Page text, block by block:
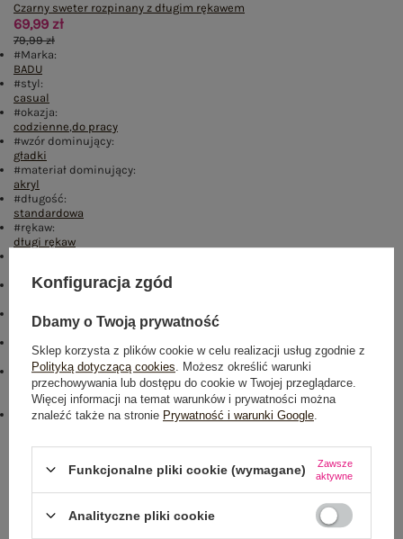
Czarny sweter rozpinany z długim rękawem
69,99 zł
79,99 zł
#Marka:
BADU
#styl:
casual
#okazja:
codzienne,do pracy
#wzór dominujący:
gładki
#materiał dominujący:
akryl
#długość:
standardowa
#rękaw:
długi rękaw
#zapięcie:
#skład materiału :
70% akryl,30% wełna
#sposób prania :
pranie w pralce w 30°C
#modelka:
Modelka ma na sobie rozmiar one size. Wymiary modelki: wzrost 177
cm, biust 84 cm, talia 62 cm, biodra 89 cm
emblemat_FP:
Konfiguracja zgód
Dbamy o Twoją prywatność
Sklep korzysta z plików cookie w celu realizacji usług zgodnie z
Polityką dotyczącą cookies . Możesz określić warunki
przechowywania lub dostępu do cookie w Twojej przeglądarce.
Więcej informacji na temat warunków i prywatności można
znaleźć także na stronie Prywatność i warunki Google
Funkcjonalne pliki cookie (wymagane)
Zawsze
aktywne
Analityczne pliki cookie